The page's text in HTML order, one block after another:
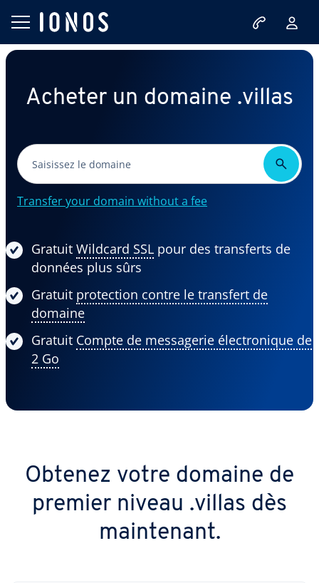
Acheter un domaine .villas
Transfer your domain without a fee
Gratuit Wildcard SSL pour des transferts de
données plus sûrs
Gratuit protection contre le transfert de
domaine
Gratuit Compte de messagerie électronique de
2 Go
Obtenez votre domaine de
premier niveau .villas dès
maintenant.